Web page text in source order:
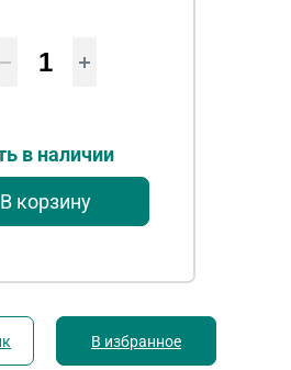
в наличии
В корзину
В избранное